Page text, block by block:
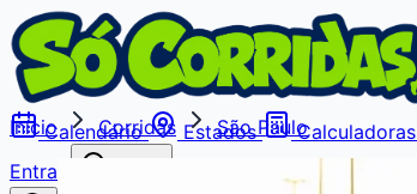
Calendário Estados Calculadoras
Entrar
Início Corridas São Paulo